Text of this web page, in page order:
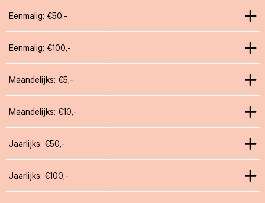
Eenmalig: €50,-
Eenmalig: €100,-
Maandelijks: €5,-
Maandelijks: €10,-
Jaarlijks: €50,-
Jaarlijks: €100,-